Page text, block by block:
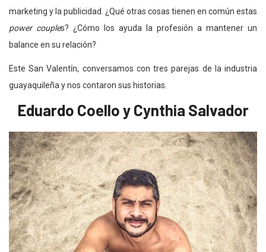
marketing y la publicidad. ¿Qué otras cosas tienen en común estas
power couples? ¿Cómo los ayuda la profesión a mantener un
balance en su relación?
Este San Valentín, conversamos con tres parejas de la industria
guayaquileña y nos contaron sus historias.
Eduardo Coello y Cynthia Salvador